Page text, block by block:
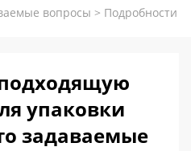
вопросы > Подробности
упаковки
задаваемые